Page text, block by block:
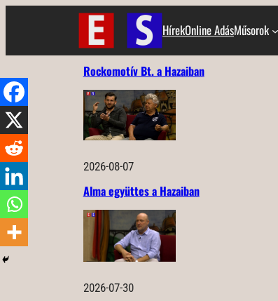
HírekOnline AdásMűsorok
Rockomotív Bt. a Hazaiban
2026-08-07
Alma együttes a Hazaiban
2026-07-30